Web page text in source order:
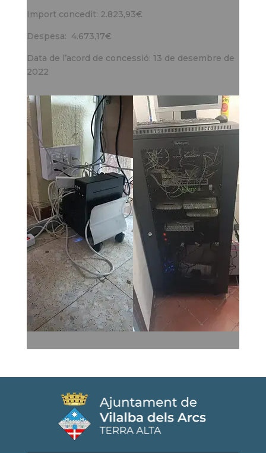
Import concedit: 2.823,93€
Despesa: 4.673,17€
Data de l’acord de concessió: 13 de desembre de
2022